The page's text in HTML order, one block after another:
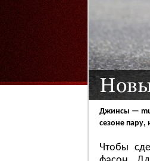
Джинсы —
сезоне пару,
Чтобы